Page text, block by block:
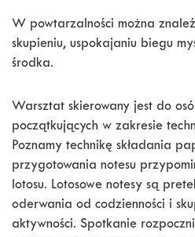
W powtarzalności można
skupieniu, uspokajaniu biegu
środka.
Warsztat skierowany jest do
początkujących w zakresie
Poznamy technikę składania
przygotowania notesu
lotosu. Lotosowe notesy są
oderwania od codzienności i
aktywności. Spotkanie